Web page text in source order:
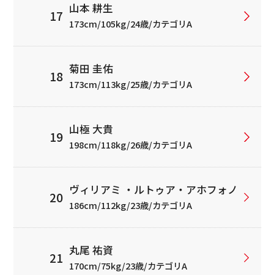
山本 耕生
173cm/105kg/24歳/カテゴリA
菊田 圭佑
173cm/113kg/25歳/カテゴリA
山極 大貴
198cm/118kg/26歳/カテゴリA
ヴィリアミ ・ルトゥア・アホフォノ
186cm/112kg/23歳/カテゴリA
丸尾 祐資
170cm/75kg/23歳/カテゴリA